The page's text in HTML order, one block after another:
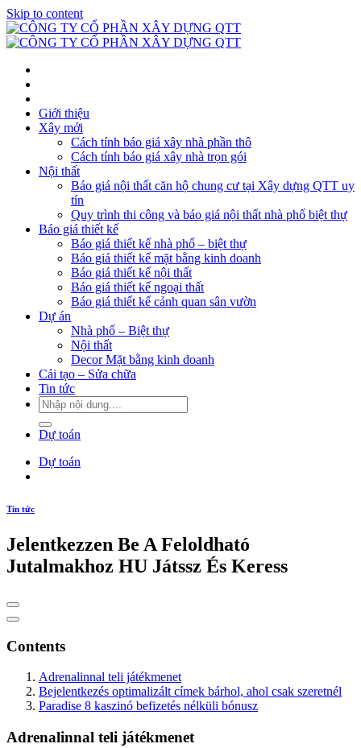
Skip to content
Giới thiệu
Xây mới
Cách tính báo giá xây nhà phần thô
Cách tính báo giá xây nhà trọn gói
Nội thất
Báo giá nội thất căn hộ chung cư tại Xây dựng QTT uy
tín
Quy trình thi công và báo giá nội thất nhà phố biệt thự
Báo giá thiết kế
Báo giá thiết kế nhà phố – biệt thự
Báo giá thiết kế mặt bằng kinh doanh
Báo giá thiết kế nội thất
Báo giá thiết kế ngoại thất
Báo giá thiết kế cảnh quan sân vườn
Dự án
Nhà phố – Biệt thự
Nội thất
Decor Mặt bằng kinh doanh
Cải tạo – Sửa chữa
Tin tức
Dự toán
Dự toán
Tin tức
Jelentkezzen Be A Feloldható
Jutalmakhoz HU Játssz És Keress
Contents
Adrenalinnal teli játékmenet
Bejelentkezés optimalizált címek bárhol, ahol csak szeretnél
Paradise 8 kaszinó befizetés nélküli bónusz
Adrenalinnal teli játékmenet